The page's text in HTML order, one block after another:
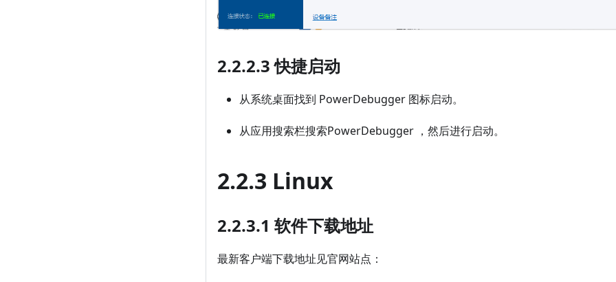
2.2.2.3 快捷启动
从系统桌面找到 PowerDebugger 图标启动。
从应用搜索栏搜索PowerDebugger ，然后进行启动。
2.2.3 Linux
2.2.3.1 软件下载地址
最新客户端下载地址见官网站点：